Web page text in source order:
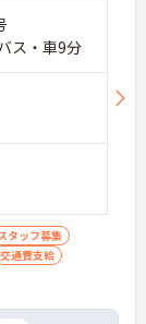
ス・車9分
タッフ募集
交通費支給